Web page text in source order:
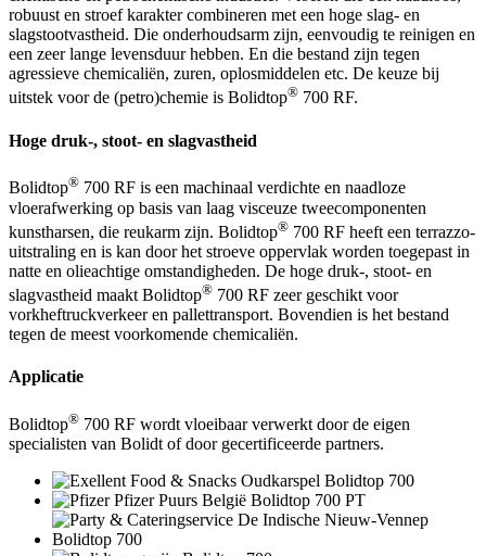
robuust en stroef karakter combineren met een hoge slag- en
slagstootvastheid. Die onderhoudsarm zijn, eenvoudig te reinigen en
een zeer lange levensduur hebben. En die bestand zijn tegen
agressieve chemicaliën, zuren, oplosmiddelen etc. De keuze bij
uitstek voor de (petro)chemie is Bolidtop® 700 RF.
Hoge druk-, stoot- en slagvastheid
Bolidtop® 700 RF is een machinaal verdichte en naadloze
vloerafwerking op basis van laag visceuze tweecomponenten
kunstharsen, die reukarm zijn. Bolidtop® 700 RF heeft een terrazzo-
uitstraling en is kan door het stroeve oppervlak worden toegepast in
natte en olieachtige omstandigheden. De hoge druk-, stoot- en
slagvastheid maakt Bolidtop® 700 RF zeer geschikt voor
vorkheftruckverkeer en pallettransport. Bovendien is het bestand
tegen de meest voorkomende chemicaliën.
Applicatie
Bolidtop® 700 RF wordt vloeibaar verwerkt door de eigen
specialisten van Bolidt of door gecertificeerde partners.